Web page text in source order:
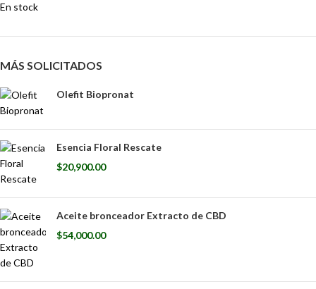
En stock
MÁS SOLICITADOS
Olefit Biopronat
Esencia Floral Rescate
$20,900.00
Aceite bronceador Extracto de CBD
$54,000.00